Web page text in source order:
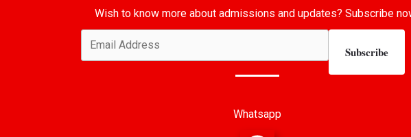
Wish to know more about admissions and updates? Subscribe
Subscribe
Whatsapp